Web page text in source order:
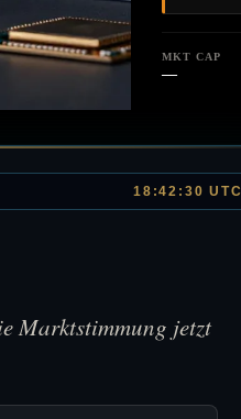
MKT CAP
—
18:42:30 UTC
Marktstimmung jetzt